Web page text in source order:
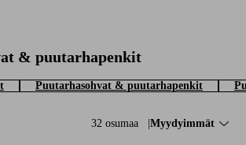
& puutarhapenkit
Puutarhasohvat & puutarhapenkit
32 osumaa Lajittele:
Myydyimmät